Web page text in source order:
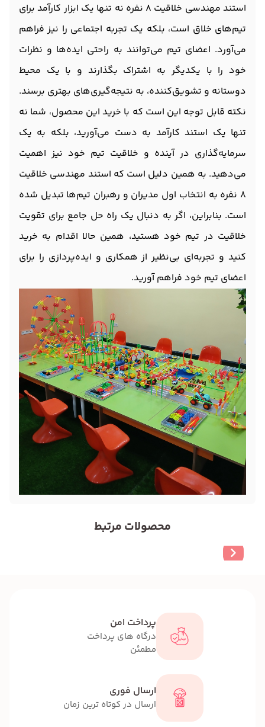
استند مهندسی خلاقیت 8 نفره نه تنها یک ابزار کارآمد برای
تیم‌های خلاق است، بلکه یک تجربه اجتماعی را نیز فراهم
می‌آورد. اعضای تیم می‌توانند به راحتی ایده‌ها و نظرات
خود را با یکدیگر به اشتراک بگذارند و با یک محیط
دوستانه و تشویق‌کننده، به نتیجه‌گیری‌های بهتری برسند.
نکته قابل توجه این است که با خرید این محصول، شما نه
تنها یک استند کارآمد به دست می‌آورید، بلکه به یک
سرمایه‌گذاری در آینده‌ و خلاقیت تیم خود نیز اهمیت
می‌دهید. به همین دلیل است که استند مهندسی خلاقیت
8 نفره به انتخاب اول مدیران و رهبران تیم‌ها تبدیل شده
است. بنابراین، اگر به دنبال یک راه حل جامع برای تقویت
خلاقیت در تیم خود هستید، همین حالا اقدام به خرید
کنید و تجربه‌ای بی‌نظیر از همکاری و ایده‌پردازی را برای
اعضای تیم خود فراهم آورید.
محصولات مرتبط
پرداخت امن
درگاه های پرداخت
مطمئن
ارسال فوری
ارسال در کوتاه ترین زمان